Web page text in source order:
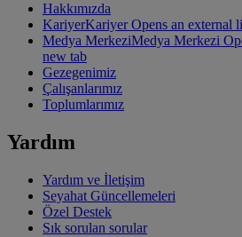
Hakkımızda
KariyerKariyer Opens an external
Medya MerkeziMedya Merkezi
new tab
Gezegenimiz
Çalışanlarımız
Toplumlarımız
Yardım
Yardım ve İletişim
Seyahat Güncellemeleri
Özel Destek
Sık sorulan sorular